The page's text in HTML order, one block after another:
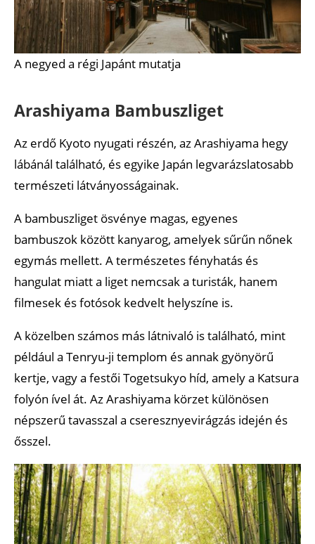
A negyed a régi Japánt mutatja
Arashiyama Bambuszliget
Az erdő Kyoto nyugati részén, az Arashiyama hegy
lábánál található, és egyike Japán legvarázslatosabb
természeti látványosságainak.
A bambuszliget ösvénye magas, egyenes
bambuszok között kanyarog, amelyek sűrűn nőnek
egymás mellett. A természetes fényhatás és
hangulat miatt a liget nemcsak a turisták, hanem
filmesek és fotósok kedvelt helyszíne is.
A közelben számos más látnivaló is található, mint
például a Tenryu-ji templom és annak gyönyörű
kertje, vagy a festői Togetsukyo híd, amely a Katsura
folyón ível át. Az Arashiyama körzet különösen
népszerű tavasszal a cseresznyevirágzás idején és
ősszel.